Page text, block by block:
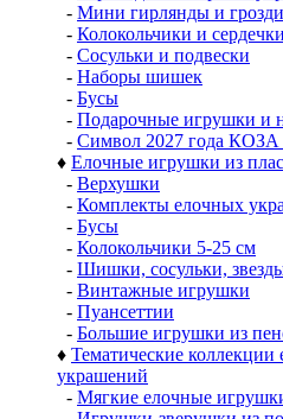
- Мини гирлянды и грозди
- Колокольчики и сердечки
- Сосульки и подвески
- Наборы шишек
- Бусы
- Подарочные игрушки и
- Символ 2027 года
♦ Елочные игрушки из
- Верхушки
- Комплекты елочных
- Бусы
- Колокольчики 5-25 см
- Шишки, сосульки,
- Винтажные игрушки
- Пуансеттии
- Большие игрушки из
♦ Тематические
украшений
- Мягкие елочные